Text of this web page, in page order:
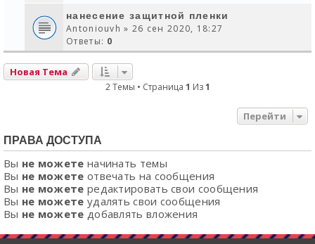
нанесение защитной пленки
Antoniouvh » 26 сен 2020, 18:27
Ответы: 0
Новая Тема
2 Темы • Страница 1 Из1
Перейти
ПРАВА ДОСТУПА
Вы не можете начинать темы
Вы не можете отвечать на сообщения
Вы не можете редактировать свои сообщения
Вы не можете удалять свои сообщения
Вы не можете добавлять вложения